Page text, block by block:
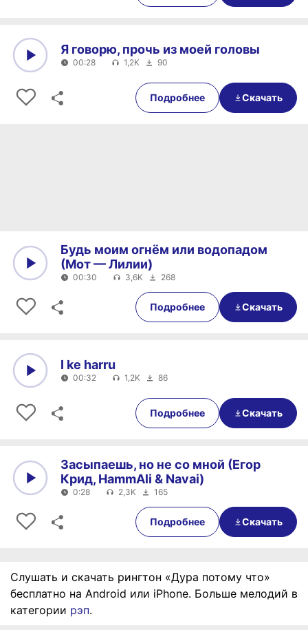
00:28
Я говорю, прочь из моей головы
00:28 1,2K 90
Подробнее Скачать
00:30
Будь моим огнём или водопадом
(Мот — Лилии)
00:30 3,6K 268
Подробнее Скачать
00:32
I ke harru
00:32 1,2K 86
Подробнее Скачать
0:28
Засыпаешь, но не со мной (Егор
Крид, HammAli & Navai)
0:28 2,3K 165
Подробнее Скачать
Слушать и скачать рингтон «Дура потому что»
бесплатно на Android или iPhone. Больше мелодий в
категории рэп.